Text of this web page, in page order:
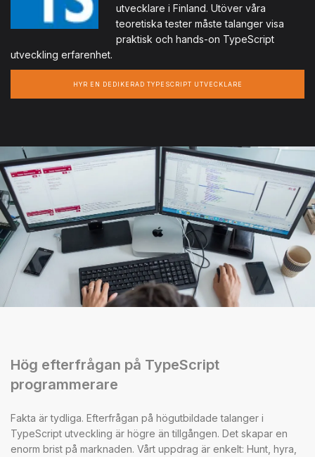
utvecklare i Finland. Utöver våra
teoretiska tester måste talanger visa
praktisk och hands-on TypeScript
utveckling erfarenhet.
HYR EN DEDIKERAD TYPESCRIPT UTVECKLARE
Hög efterfrågan på TypeScript
programmerare
Fakta är tydliga. Efterfrågan på högutbildade talanger i
TypeScript utveckling är högre än tillgången. Det skapar en
enorm brist på marknaden. Vårt uppdrag är enkelt: Hunt, hyra,